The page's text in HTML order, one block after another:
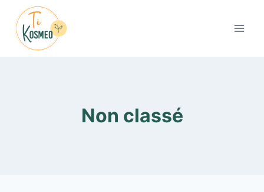
contenu
Non classé